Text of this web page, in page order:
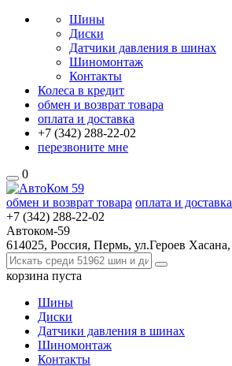
Шины
Диски
Датчики давления в шинах
Шиномонтаж
Контакты
Колеса в кредит
обмен и возврат товара
оплата и доставка
+7 (342) 288-22-02
перезвоните мне
0
обмен и возврат товара оплата и доставка
+7 (342) 288-22-02
Автоком-59
614025, Россия, Пермь, ул.Героев
корзина пуста
Шины
Диски
Датчики давления в шинах
Шиномонтаж
Контакты